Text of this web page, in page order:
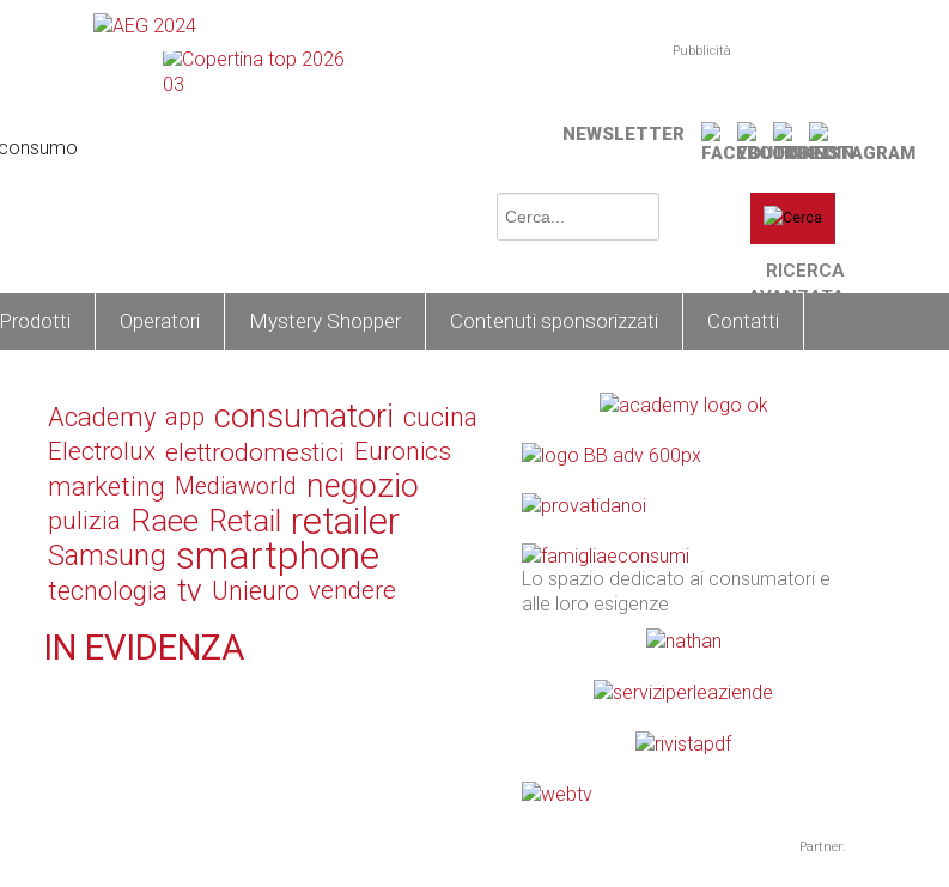
Pubblicità
NEWSLETTER
RICERCA
AVANZATA
Prodotti Operatori Mystery Shopper Contenuti sponsorizzati Contatti
Academy app consumatori cucina
Electrolux elettrodomestici Euronics
marketing Mediaworld negozio
pulizia Raee Retail retailer
Samsung smartphone
tecnologia tv Unieuro vendere
IN EVIDENZA
Lo spazio dedicato ai consumatori e
alle loro esigenze
Partner: